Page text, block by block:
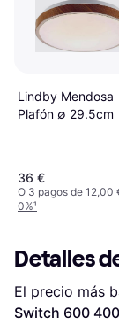
Lindby Mendosa
Plafón ∅ 29.5cm
36 €
O 3 pagos de 12,00
0%¹
Detalles
El precio más
Switch 600